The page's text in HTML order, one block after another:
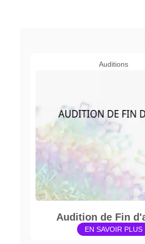
Auditions
Audition de Fin
EN SAVOIR PLUS